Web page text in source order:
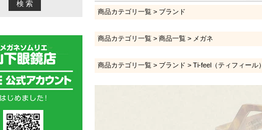
商品カテゴリ一覧 > ブランド
商品カテゴリ一覧 > 商品一覧 > メガネ
商品カテゴリ一覧 > ブランド > Ti-feel（ティフィール）